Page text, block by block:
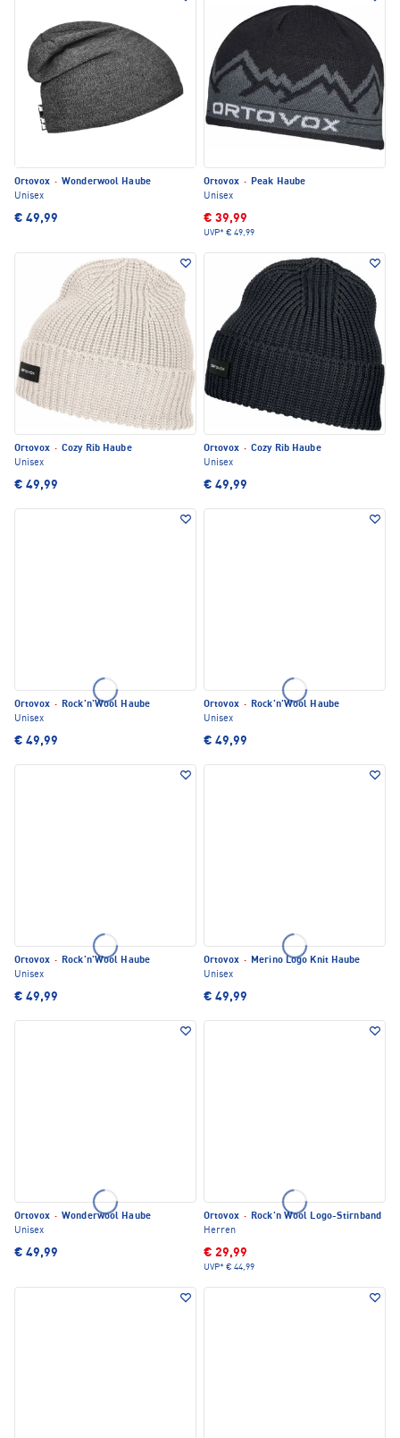
Ortovox · Wonderwool Haube
Unisex
€ 49,99
Ortovox · Peak Haube
Unisex
€ 39,99
UVP* € 49,99
Ortovox · Cozy Rib Haube
Unisex
€ 49,99
Ortovox · Cozy Rib Haube
Unisex
€ 49,99
Ortovox · Rock'n'Wool Haube
Unisex
€ 49,99
Ortovox · Rock'n'Wool Haube
Unisex
€ 49,99
Ortovox · Rock'n'Wool Haube
Unisex
€ 49,99
Ortovox · Merino Logo Knit Haube
Unisex
€ 49,99
Ortovox · Wonderwool Haube
Unisex
€ 49,99
Ortovox · Rock'n Wool Logo-Stirnband
Herren
€ 29,99
UVP* € 44,99